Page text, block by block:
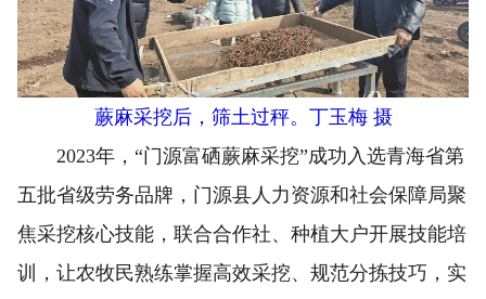
蕨麻采挖后，筛土过秤。丁玉梅 摄
2023年，“门源富硒蕨麻采挖”成功入选青海省第
五批省级劳务品牌，门源县人力资源和社会保障局聚
焦采挖核心技能，联合合作社、种植大户开展技能培
训，让农牧民熟练掌握高效采挖、规范分拣技巧，实